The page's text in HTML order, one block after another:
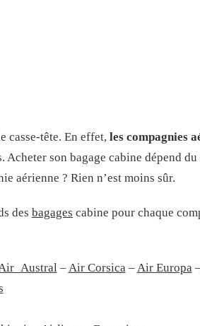
casse-tête. En effet, les compagnies
Acheter son bagage cabine dépend
aérienne ? Rien n’est moins sûr.
des bagages cabine pour chaque
– Air Corsica – Air Europa